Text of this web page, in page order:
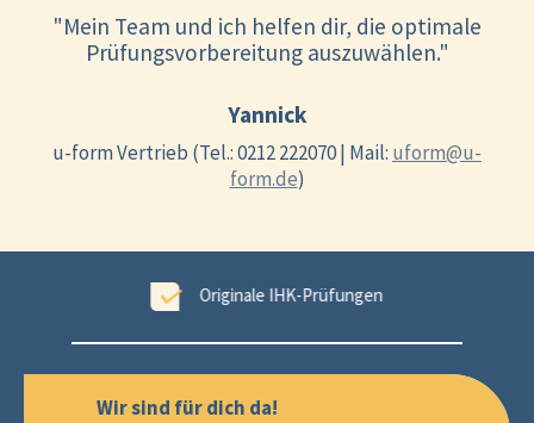
"Mein Team und ich helfen dir, die optimale
Prüfungsvorbereitung auszuwählen."
Yannick
u-form Vertrieb (Tel.: 0212 222070 | Mail: uform@u-
form.de)
99,6 % Erfolgsgarantie
Wir sind für dich da!